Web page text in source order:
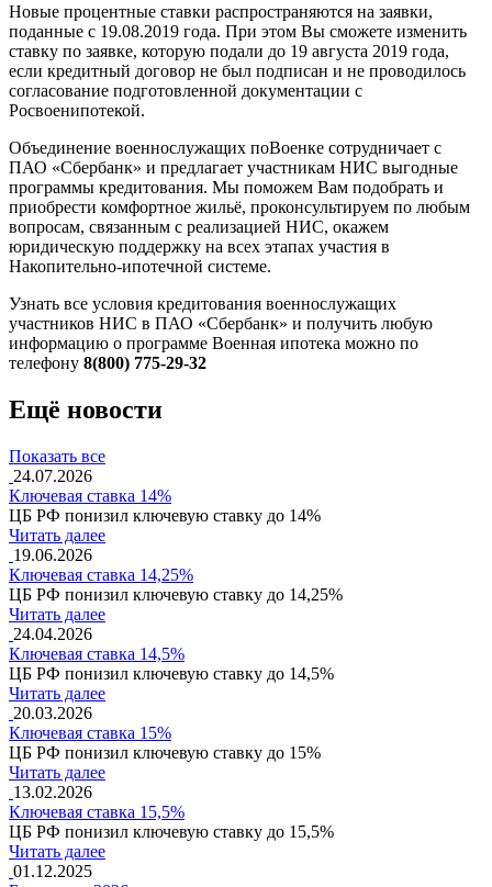
Новые процентные ставки распространяются на заявки,
поданные с 19.08.2019 года. При этом Вы сможете изменить
ставку по заявке, которую подали до 19 августа 2019 года,
если кредитный договор не был подписан и не проводилось
согласование подготовленной документации с
Росвоенипотекой.
Объединение военнослужащих поВоенке сотрудничает с
ПАО «Сбербанк» и предлагает участникам НИС выгодные
программы кредитования. Мы поможем Вам подобрать и
приобрести комфортное жильё, проконсультируем по любым
вопросам, связанным с реализацией НИС, окажем
юридическую поддержку на всех этапах участия в
Накопительно-ипотечной системе.
Узнать все условия кредитования военнослужащих
участников НИС в ПАО «Сбербанк» и получить любую
информацию о программе Военная ипотека можно по
телефону 8(800) 775-29-32
Ещё новости
Показать все
24.07.2026
Ключевая ставка 14%
ЦБ РФ понизил ключевую ставку до 14%
Читать далее
19.06.2026
Ключевая ставка 14,25%
ЦБ РФ понизил ключевую ставку до 14,25%
Читать далее
24.04.2026
Ключевая ставка 14,5%
ЦБ РФ понизил ключевую ставку до 14,5%
Читать далее
20.03.2026
Ключевая ставка 15%
ЦБ РФ понизил ключевую ставку до 15%
Читать далее
13.02.2026
Ключевая ставка 15,5%
ЦБ РФ понизил ключевую ставку до 15,5%
Читать далее
01.12.2025